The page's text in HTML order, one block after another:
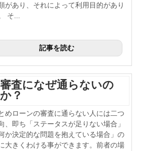
があり、それによって利用目的があり
そ...
記事を読む
審査になぜ通らないの
か？
めローンの審査に通らない人には二つ
、即ち「ステータスが足りない場合」
か決定的な問題を抱えている場合」の
大きくわける事ができます。前者の場